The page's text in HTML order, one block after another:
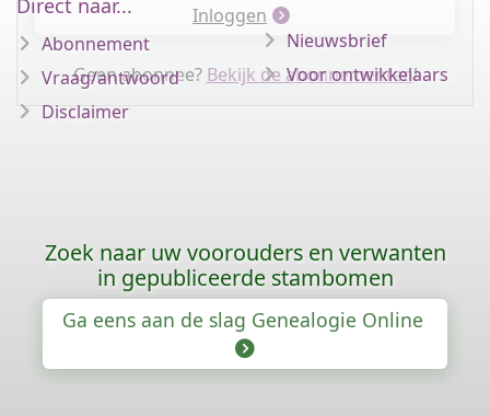
Inloggen
Geen abonnee? Bekijk de abonnementen!
Direct naar...
Abonnement
Vraag/antwoord
Disclaimer
Nieuwsbrief
Voor ontwikkelaars
Zoek naar uw voorouders en verwanten
in gepubliceerde stambomen
Ga eens aan de slag Genealogie Online